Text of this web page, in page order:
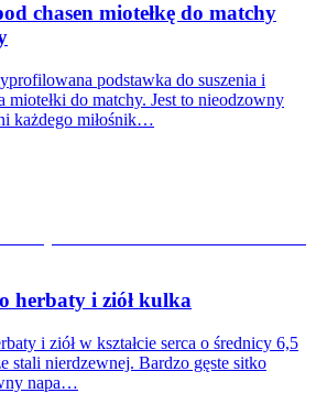
chasen miotełkę do matchy
podstawka do suszenia i
miotełki do matchy. Jest to nieodzowny
każdego miłośnik…
herbaty i ziół kulka
i ziół w kształcie serca o średnicy 6,5
stali nierdzewnej. Bardzo gęste sitko
napa…